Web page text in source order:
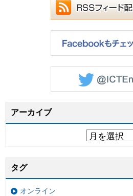
アーカイブ
タグ
オンライン